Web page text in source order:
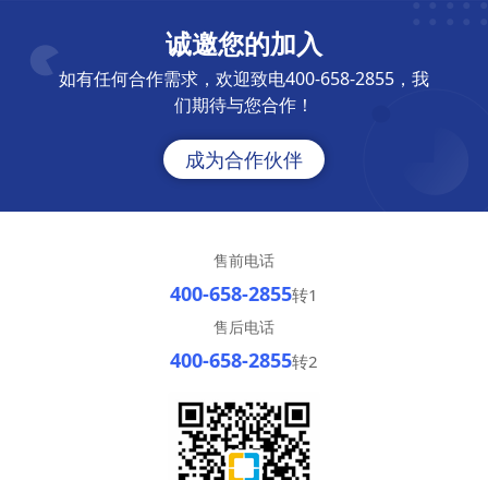
诚邀您的加入
如有任何合作需求，欢迎致电400-658-2855，我
们期待与您合作！
成为合作伙伴
售前电话
400-658-2855转1
售后电话
400-658-2855转2